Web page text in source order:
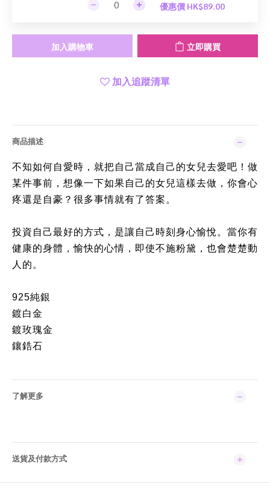
優惠價 HK$89.00
加入購物車 立即購買
加入追蹤清單
商品描述
不知如何自愛時，就把自己當成自己的女兒去愛吧！做
某件事前，想像一下如果自己的女兒這樣去做，你會心
疼還是自豪？很多事情就有了答案。
投資自己最好的方式，是讓自己時刻身心愉悅。當你有
健康的身體，愉快的心情，即使不施粉黛，也會楚楚動
人的。
925純銀
鍍白金
鍍玫瑰金
鑲鋯石
了解更多
送貨及付款方式